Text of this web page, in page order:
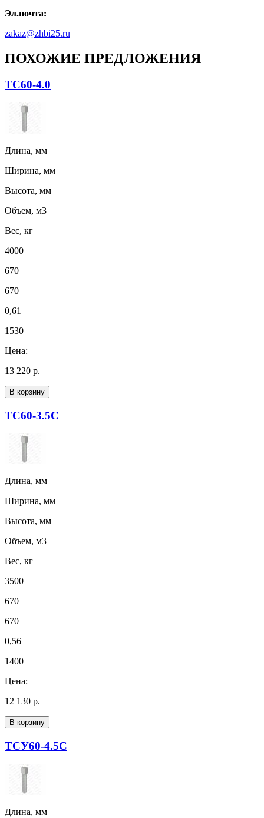
Эл.почта:
zakaz@zhbi25.ru
ПОХОЖИЕ ПРЕДЛОЖЕНИЯ
ТС60-4.0
Длина, мм
Ширина, мм
Высота, мм
Объем, м3
Вес, кг
4000
670
670
0,61
1530
Цена:
13 220 р.
В корзину
ТС60-3.5С
Длина, мм
Ширина, мм
Высота, мм
Объем, м3
Вес, кг
3500
670
670
0,56
1400
Цена:
12 130 р.
В корзину
ТСУ60-4.5С
Длина, мм